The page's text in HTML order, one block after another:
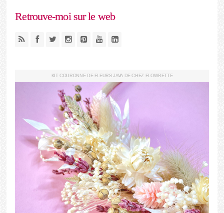
Retrouve-moi sur le web
KIT COURONNE DE FLEURS JAVA DE CHEZ FLOWRETTE